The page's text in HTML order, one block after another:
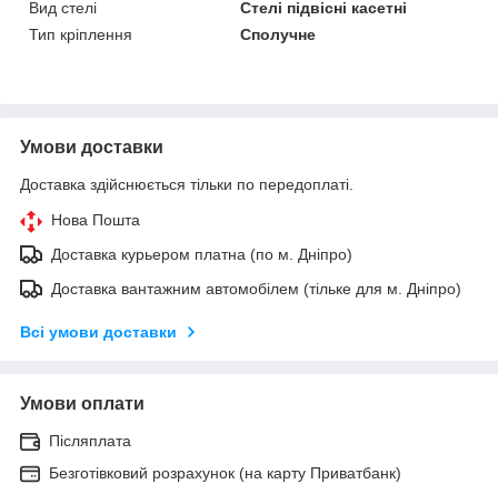
Вид стелі
Стелі підвісні касетні
Тип кріплення
Сполучне
Умови доставки
Доставка здійснюється тільки по передоплаті.
Нова Пошта
Доставка курьером платна (по м. Дніпро)
Доставка вантажним автомобілем (тільке для м. Дніпро)
Всі умови доставки
Умови оплати
Післяплата
Безготівковий розрахунок (на карту Приватбанк)